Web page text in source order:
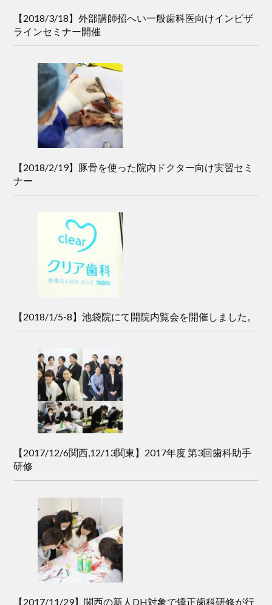
【2018/3/18】外部講師招へい一般歯科医向けインビザ
ラインセミナー開催
【2018/2/19】豚骨を使った院内ドクター向け実習セミ
ナー
【2018/1/5-8】池袋院にて開院内覧会を開催しました。
【2017/12/6関西,12/13関東】2017年度 第3回歯科助手
研修
【2017/11/29】関西の新人DH対象で矯正歯科研修が行